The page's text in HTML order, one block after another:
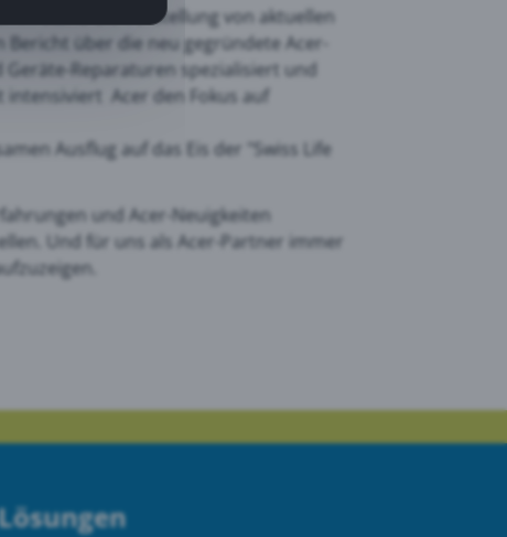
stand die Vorstellung von aktuellen
über die neu gegründete Acer-
Geräte-Reparaturen spezialisiert und
Acer den Fokus auf
Ausflug auf das Eis der "Swiss Life
und Acer-Neuigkeiten
Und für uns als Acer-Partner immer